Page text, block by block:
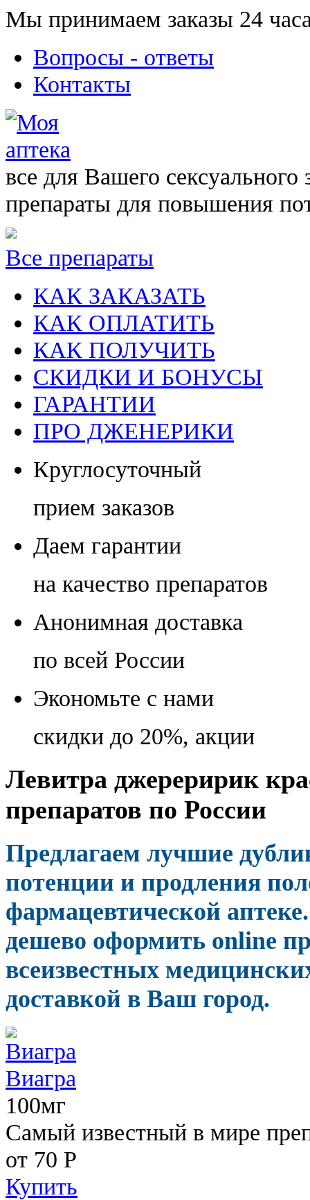
Мы принимаем заказы 24
Вопросы - ответы
Контакты
все для Вашего сексуального
препараты для повышения
Все препараты
КАК ЗАКАЗАТЬ
КАК ОПЛАТИТЬ
КАК ПОЛУЧИТЬ
СКИДКИ И БОНУСЫ
ГАРАНТИИ
ПРО ДЖЕНЕРИКИ
Круглосуточный
прием заказов
Даем гарантии
на качество препаратов
Анонимная доставка
по всей России
Экономьте с нами
скидки до 20%, акции
Левитра джереририк
препаратов по России
Предлагаем лучшие
потенции и продления
фармацевтической
дешево оформить online
всеизвестных
доставкой в Ваш город.
Виагра
100мг
Самый известный в мире
от 70 Р
Купить